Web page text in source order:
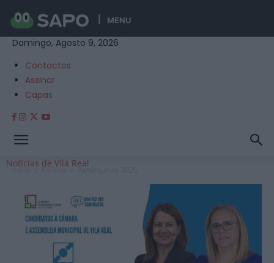
MENU
Domingo, Agosto 9, 2026
Contactos
Assinar
Capas
Notícias de Vila Real
Início Política Autárquicas 2025